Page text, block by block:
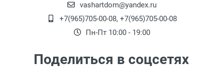
vashartdom@yandex.ru
+7(965)705-00-08, +7(965)705-00-08
Пн-Пт 10:00 - 19:00
Поделиться в соцсетях